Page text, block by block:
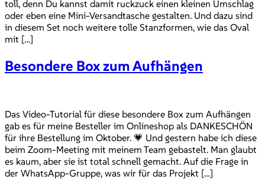
toll, denn Du kannst damit ruckzuck einen kleinen Umschlag
oder eben eine Mini-Versandtasche gestalten. Und dazu sind
in diesem Set noch weitere tolle Stanzformen, wie das Oval
mit […]
Besondere Box zum Aufhängen
Das Video-Tutorial für diese besondere Box zum Aufhängen
gab es für meine Besteller im Onlineshop als DANKESCHÖN
für ihre Bestellung im Oktober. 💗 Und gestern habe ich diese
beim Zoom-Meeting mit meinem Team gebastelt. Man glaubt
es kaum, aber sie ist total schnell gemacht. Auf die Frage in
der WhatsApp-Gruppe, was wir für das Projekt […]